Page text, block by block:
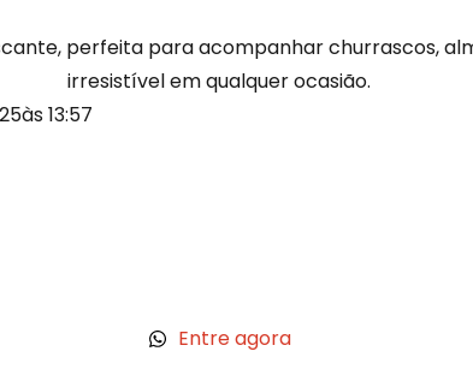
perfeita para acompanhar churrascos,
irresistível em qualquer ocasião.
às 13:57
Entre agora